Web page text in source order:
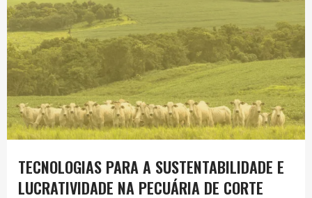
TECNOLOGIAS PARA A SUSTENTABILIDADE E
LUCRATIVIDADE NA PECUÁRIA DE CORTE